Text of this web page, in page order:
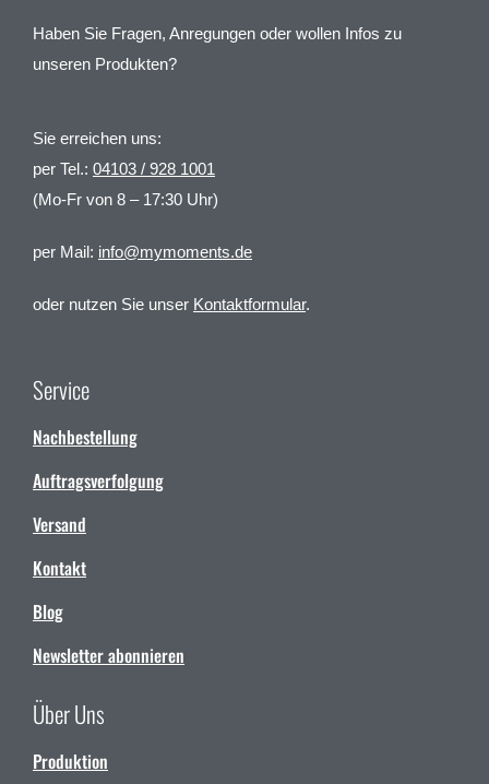
Haben Sie Fragen, Anregungen oder wollen Infos zu
unseren Produkten?
Sie erreichen uns:
per Tel.: 04103 / 928 1001
(Mo-Fr von 8 – 17:30 Uhr)
per Mail: info@mymoments.de
oder nutzen Sie unser Kontaktformular.
Service
Nachbestellung
Auftragsverfolgung
Versand
Kontakt
Blog
Newsletter abonnieren
Über Uns
Produktion